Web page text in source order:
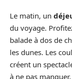
Le matin, un
du voyage.
balade à dos de
les dunes. Les
créent un
à ne pas manquer.